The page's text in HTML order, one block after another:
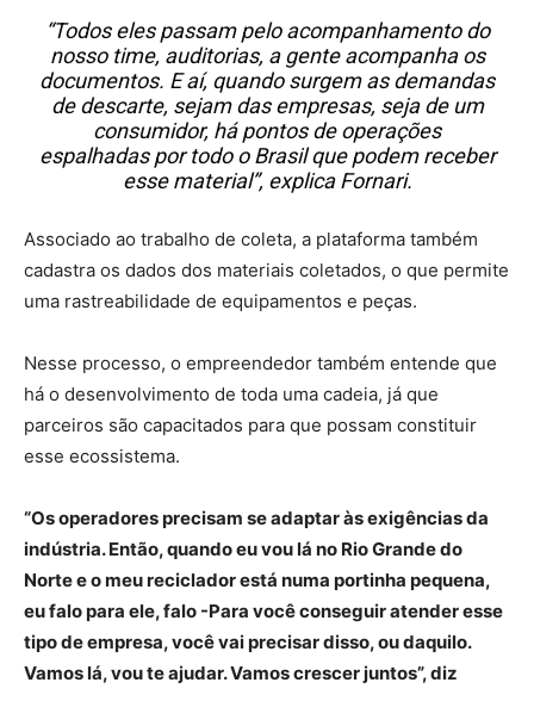
“Todos eles passam pelo acompanhamento do
nosso time, auditorias, a gente acompanha os
documentos. E aí, quando surgem as demandas
de descarte, sejam das empresas, seja de um
consumidor, há pontos de operações
espalhadas por todo o Brasil que podem receber
esse material”, explica Fornari.
Associado ao trabalho de coleta, a plataforma também
cadastra os dados dos materiais coletados, o que permite
uma rastreabilidade de equipamentos e peças.
Nesse processo, o empreendedor também entende que
há o desenvolvimento de toda uma cadeia, já que
parceiros são capacitados para que possam constituir
esse ecossistema.
“Os operadores precisam se adaptar às exigências da
indústria. Então, quando eu vou lá no Rio Grande do
Norte e o meu reciclador está numa portinha pequena,
eu falo para ele, falo -Para você conseguir atender esse
tipo de empresa, você vai precisar disso, ou daquilo.
Vamos lá, vou te ajudar. Vamos crescer juntos”, diz